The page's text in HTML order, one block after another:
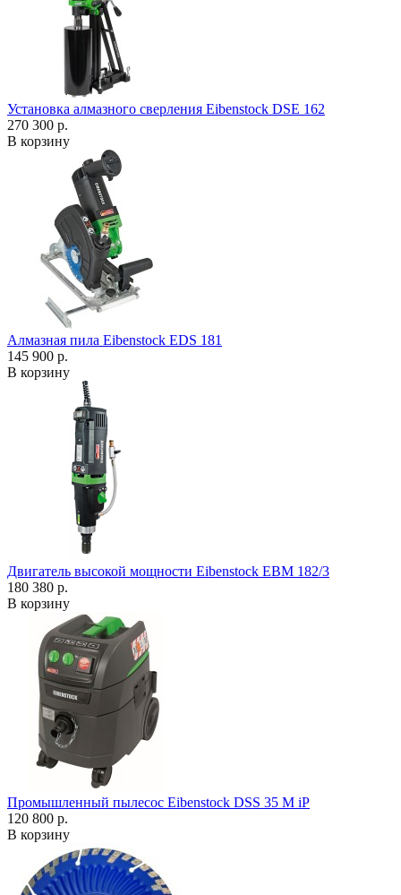
Установка алмазного сверления Eibenstock DSE 162
270 300 р.
В корзину
Алмазная пила Eibenstock EDS 181
145 900 р.
В корзину
Двигатель высокой мощности Eibenstock EBM 182/3
180 380 р.
В корзину
Промышленный пылесос Eibenstock DSS 35 M iP
120 800 р.
В корзину